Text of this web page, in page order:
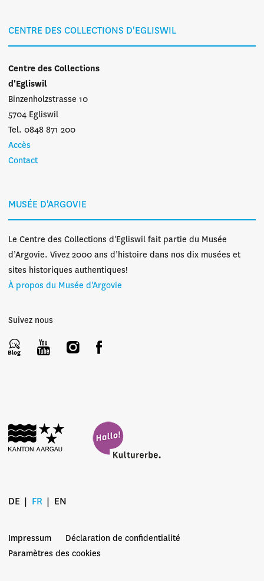
CENTRE DES COLLECTIONS D'EGLISWIL
Centre des Collections
d'Egliswil
Binzenholzstrasse 10
5704 Egliswil
Tel. 0848 871 200
Accès
Contact
MUSÉE D'ARGOVIE
Le Centre des Collections d'Egliswil fait partie du Musée
d’Argovie. Vivez 2000 ans d’histoire dans nos dix musées et
sites historiques authentiques!
À propos du Musée d'Argovie
Suivez nous
DE FR EN
Impressum
Déclaration de confidentialité
Paramètres des cookies